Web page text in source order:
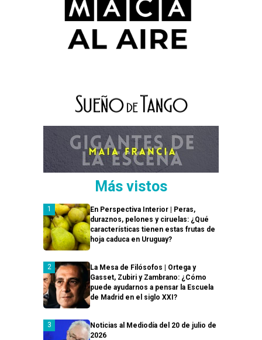
Más vistos
En Perspectiva Interior | Peras,
duraznos, pelones y ciruelas: ¿Qué
características tienen estas frutas de
hoja caduca en Uruguay?
La Mesa de Filósofos | Ortega y
Gasset, Zubiri y Zambrano: ¿Cómo
puede ayudarnos a pensar la Escuela
de Madrid en el siglo XXI?
Noticias al Mediodía del 20 de julio de
2026